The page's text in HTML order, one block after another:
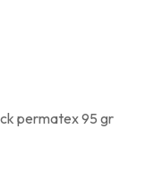
permatex 95 gr